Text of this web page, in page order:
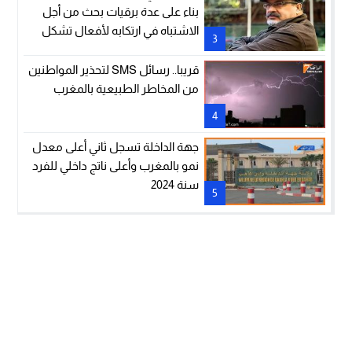
3
بناء على عدة برقيات بحث من أجل
الاشتباه في ارتكابه لأفعال تشكل
لدى المحكمة الزجرية بالدار البيضاء)
4
قريبا.. رسائل SMS لتحذير المواطنين
من المخاطر الطبيعية بالمغرب
5
جهة الداخلة تسجل ثاني أعلى معدل
نمو بالمغرب وأعلى ناتج داخلي للفرد
سنة 2024